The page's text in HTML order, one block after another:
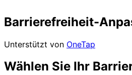
Barrierefreiheit-
Unterstützt von OneTap
Wählen Sie Ihr